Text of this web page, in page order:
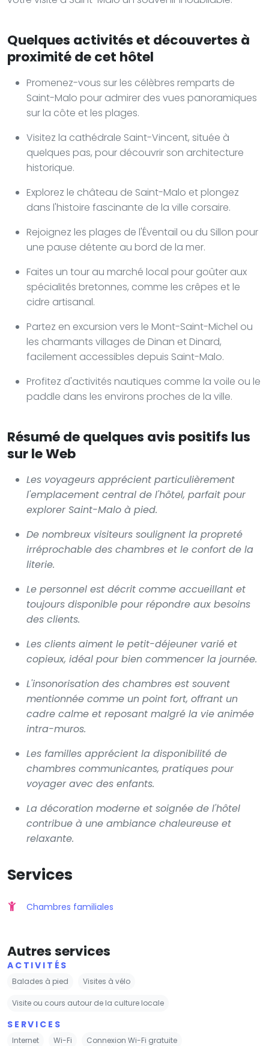
Quelques activités et découvertes à
proximité de cet hôtel
Promenez-vous sur les célèbres remparts de
Saint-Malo pour admirer des vues panoramiques
sur la côte et les plages.
Visitez la cathédrale Saint-Vincent, située à
quelques pas, pour découvrir son architecture
historique.
Explorez le château de Saint-Malo et plongez
dans l'histoire fascinante de la ville corsaire.
Rejoignez les plages de l'Éventail ou du Sillon pour
une pause détente au bord de la mer.
Faites un tour au marché local pour goûter aux
spécialités bretonnes, comme les crêpes et le
cidre artisanal.
Partez en excursion vers le Mont-Saint-Michel ou
les charmants villages de Dinan et Dinard,
facilement accessibles depuis Saint-Malo.
Profitez d'activités nautiques comme la voile ou le
paddle dans les environs proches de la ville.
Résumé de quelques avis positifs lus
sur le Web
Les voyageurs apprécient particulièrement
l'emplacement central de l'hôtel, parfait pour
explorer Saint-Malo à pied.
De nombreux visiteurs soulignent la propreté
irréprochable des chambres et le confort de la
literie.
Le personnel est décrit comme accueillant et
toujours disponible pour répondre aux besoins
des clients.
Les clients aiment le petit-déjeuner varié et
copieux, idéal pour bien commencer la journée.
L'insonorisation des chambres est souvent
mentionnée comme un point fort, offrant un
cadre calme et reposant malgré la vie animée
intra-muros.
Les familles apprécient la disponibilité de
chambres communicantes, pratiques pour
voyager avec des enfants.
La décoration moderne et soignée de l'hôtel
contribue à une ambiance chaleureuse et
relaxante.
Services
Chambres familiales
Autres services
ACTIVITÉS
Balades à pied Visites à vélo
Visite ou cours autour de la culture locale
SERVICES
Internet Wi-Fi Connexion Wi-Fi gratuite